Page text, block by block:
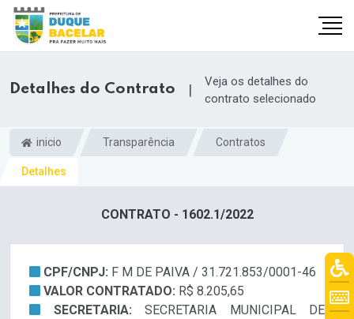
Detalhes do Contrato |
Veja os detalhes do
contrato selecionado
inicio Transparência Contratos
Detalhes
CONTRATO - 1602.1/2022
CPF/CNPJ: F M DE PAIVA / 31.721.853/0001-46
VALOR CONTRATADO: R$ 8.205,65
SECRETARIA: SECRETARIA MUNICIPAL DE